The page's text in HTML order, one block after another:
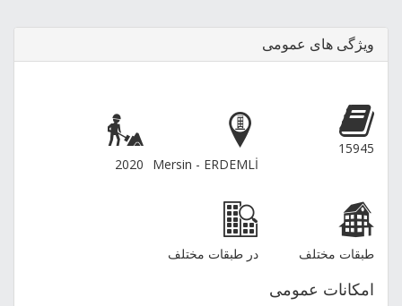
ویژگی های عمومی
15945
Mersin - ERDEMLİ
2020
طبقات مختلف در طبقات مختلف
امکانات عمومی